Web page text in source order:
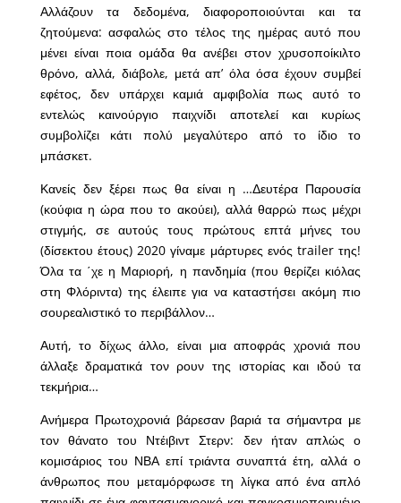
Αλλάζουν τα δεδομένα, διαφοροποιούνται και τα
ζητούμενα: ασφαλώς στο τέλος της ημέρας αυτό που
μένει είναι ποια ομάδα θα ανέβει στον χρυσοποίκιλτο
θρόνο, αλλά, διάβολε, μετά απ’ όλα όσα έχουν συμβεί
εφέτος, δεν υπάρχει καμιά αμφιβολία πως αυτό το
εντελώς καινούργιο παιχνίδι αποτελεί και κυρίως
συμβολίζει κάτι πολύ μεγαλύτερο από το ίδιο το
μπάσκετ.
Κανείς δεν ξέρει πως θα είναι η …Δευτέρα Παρουσία
(κούφια η ώρα που το ακούει), αλλά θαρρώ πως μέχρι
στιγμής, σε αυτούς τους πρώτους επτά μήνες του
(δίσεκτου έτους) 2020 γίναμε μάρτυρες ενός trailer της!
Όλα τα ΄χε η Μαριορή, η πανδημία (που θερίζει κιόλας
στη Φλόριντα) της έλειπε για να καταστήσει ακόμη πιο
σουρεαλιστικό το περιβάλλον…
Αυτή, το δίχως άλλο, είναι μια αποφράς χρονιά που
άλλαξε δραματικά τον ρουν της ιστορίας και ιδού τα
τεκμήρια…
Ανήμερα Πρωτοχρονιά βάρεσαν βαριά τα σήμαντρα με
τον θάνατο του Ντέιβιντ Στερν: δεν ήταν απλώς ο
κομισάριος του ΝΒΑ επί τριάντα συναπτά έτη, αλλά ο
άνθρωπος που μεταμόρφωσε τη λίγκα από ένα απλό